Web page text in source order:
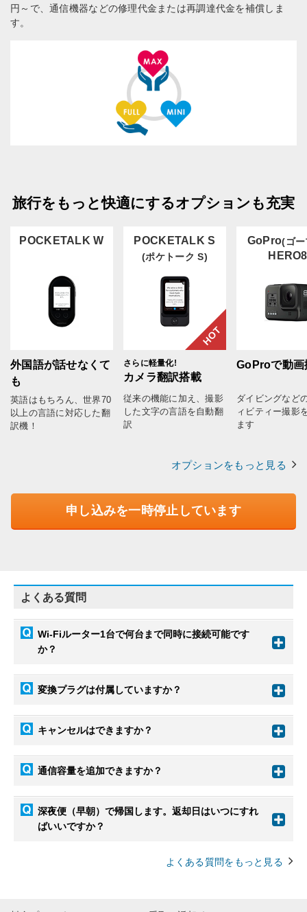
円～で、通信機器などの修理代金または再調達代金を補償しま
す。
旅行をもっと快適にするオプションも充実
POCKETALK W
外国語が話せなくて
も
英語はもちろん、世界70
以上の言語に対応した翻
訳機！
POCKETALK S
(ポケトーク S)
HOT
さらに軽量化!
カメラ翻訳搭載
従来の機能に加え、撮影
した文字の言語を自動翻
訳
GoPro(ゴ
HERO8
GoProで動画
ダイビングなど
ィビティー撮影
ます
オプションをもっと見る
申し込みを一時停止しています
よくある質問
Wi-Fiルーター1台で何台まで同時に接続可能です
か？
変換プラグは付属していますか？
キャンセルはできますか？
通信容量を追加できますか？
深夜便（早朝）で帰国します。返却日はいつにすれ
ばいいですか？
よくある質問をもっと見る